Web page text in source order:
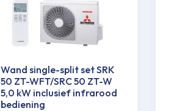
Wand single-split set SRK
50 ZT-WFT/SRC 50 ZT-W
5,0 kW inclusief infrarood
bediening